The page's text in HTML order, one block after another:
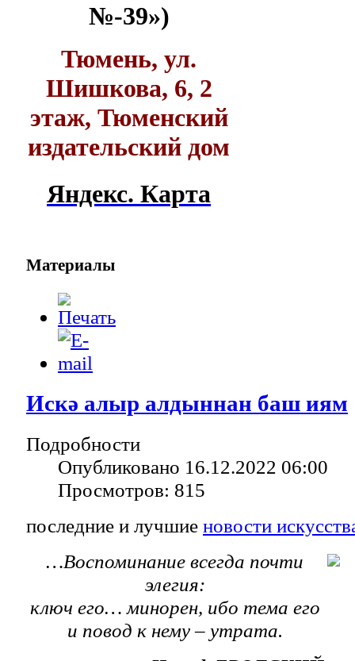
№-39»)
Тюмень, ул.
Шишкова, 6, 2
этаж, Тюменский
издательский дом
Яндекс. Карта
Материалы
Искә алыр алдыннан баш иям
Подробности
Опубликовано 16.12.2022 06:00
Просмотров: 815
последние и лучшие новости
…Воспоминание всегда почти
элегия:
ключ его… минорен, ибо тема его
и повод к нему – утрата.